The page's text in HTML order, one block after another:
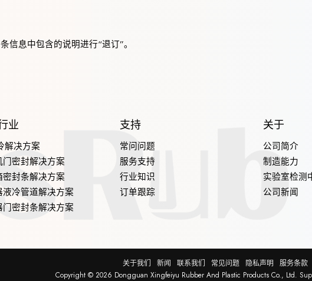
信息中包含的说明进行“退订”。
业
解决方案
门密封解决方案
密封条解决方案
液冷管道解决方案
门密封条解决方案
支持
常问问题
服务支持
行业知识
订单跟踪
关于
公司简介
制造能力
实验室检测
公司新闻
关于我们 新闻 联系我们 常见问题 隐私声明 服务条款
Copyright © 2026 Dongguan Xingfeiyu Rubber And Plastic Products Co., Ltd.